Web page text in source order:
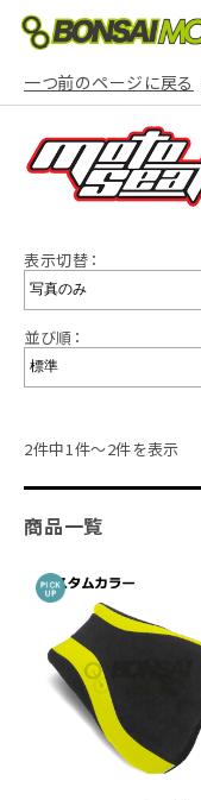
一つ前のページに戻る
表示切替：
並び順：
2件中1件～2件を表示
商品一覧